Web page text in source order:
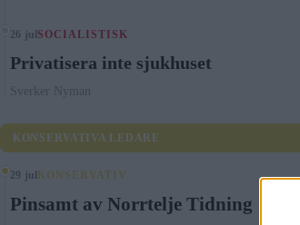
26 jul SOCIALISTISK
Privatisera inte sjukhuset
Sverker Nyman
KONSERVATIVA LEDARE
29 jul KONSERVATIV
Pinsamt av Norrtelje Tidning